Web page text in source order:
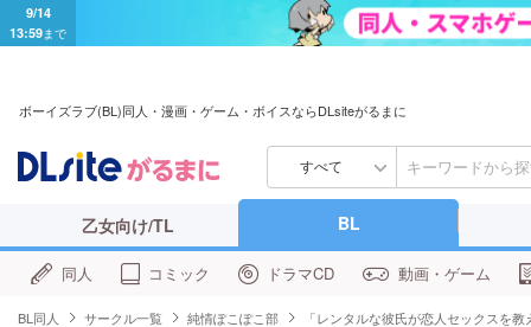
9/14
13:59まで
ボーイズラブ(BL)同人・漫画・ゲーム・ボイスならDLsiteがるまに
すべて
乙女向け/TL BL
同人 コミック ドラマCD 動画・ゲーム
BL同人 サークル一覧 純情ぽこぽこ部 「レンタルな彼氏が恋人セックスを